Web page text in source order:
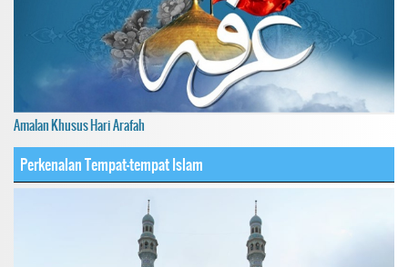
Amalan Khusus Hari Arafah
Perkenalan Tempat-tempat Islam